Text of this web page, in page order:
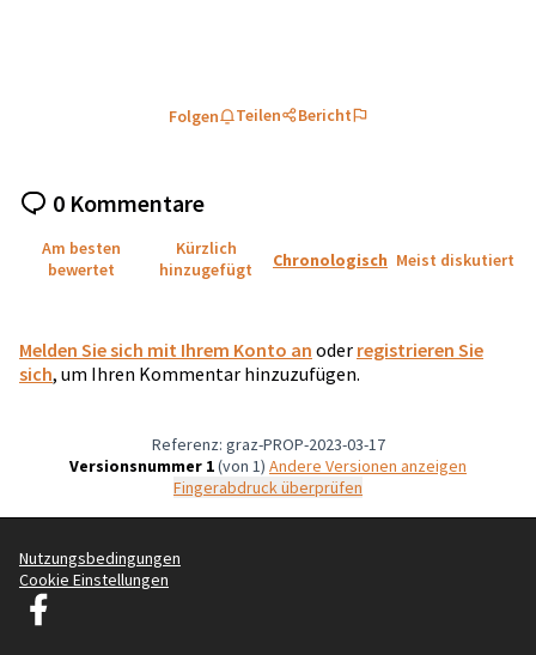
Folgen Teilen Bericht
0 Kommentare
Am besten
bewertet
Kürzlich
hinzugefügt
Chronologisch Meist diskutiert
Melden Sie sich mit Ihrem Konto an oder registrieren Sie
sich, um Ihren Kommentar hinzuzufügen.
Referenz: graz-PROP-2023-03-17
Versionsnummer 1(von 1)
Andere Versionen anzeigen
Fingerabdruck überprüfen
Nutzungsbedingungen
Cookie Einstellungen
Graz Gemeinsam Gestalten auf Facebook